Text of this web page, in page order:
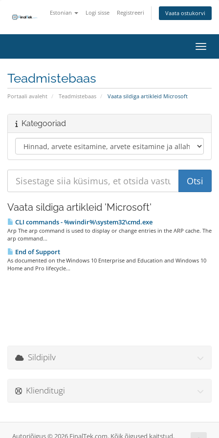
Estonian Logi sisse Registreeri Vaata ostukorvi
Teadmistebaas
Portaali avaleht Teadmistebaas Vaata sildiga artikleid Microsoft
Kategooriad
Vaata sildiga artikleid 'Microsoft'
CLI commands - %windir%\system32\cmd.exe
Arp The arp command is used to display or change entries in the ARP cache. The
arp command...
End of Support
As documented on the Windows 10 Enterprise and Education and Windows 10
Home and Pro lifecycle...
Sildipilv
Klienditugi
Autoriõigus © 2026 FinalTek.com. Kõik õigused kaitstud.